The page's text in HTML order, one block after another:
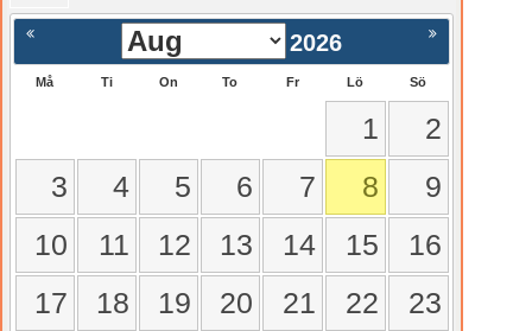
Nästa >
2026
Må Ti On To Fr Lö Sö
1
2
3
4 5 6 7 8
9
10
11 12 13 14 15
16
17
18 19 20 21 22 23